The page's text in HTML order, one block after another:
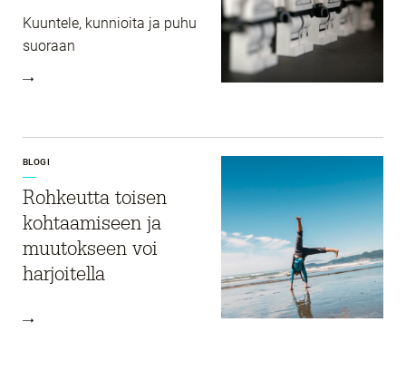
Kuuntele, kunnioita ja puhu
suoraan
BLOGI
Rohkeutta toisen
kohtaamiseen ja
muutokseen voi
harjoitella